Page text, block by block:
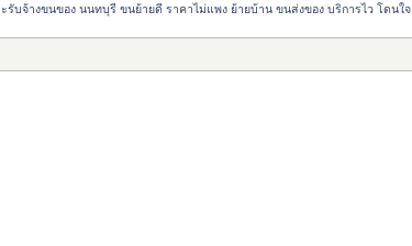
รับจ้างขนของ นนทบุรี ขนย้ายดี ราคาไม่แพง ย้ายบ้าน ขนส่งของ บริการไว โดนใจ